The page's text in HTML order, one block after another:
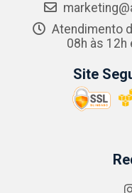
Atendimento
08h às 12h
Site